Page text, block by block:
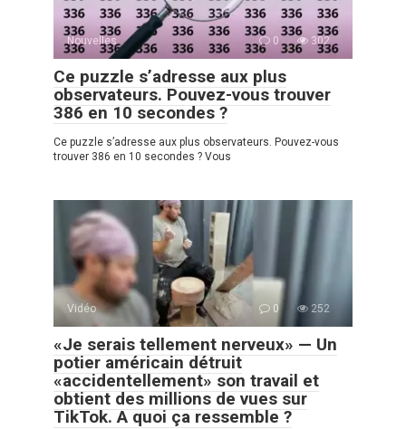
Nouvelles 0 302
Ce puzzle s’adresse aux plus
observateurs. Pouvez-vous trouver
386 en 10 secondes ?
Ce puzzle s’adresse aux plus observateurs. Pouvez-vous
trouver 386 en 10 secondes ? Vous
Vidéo 0 252
«Je serais tellement nerveux» — Un
potier américain détruit
«accidentellement» son travail et
obtient des millions de vues sur
TikTok. A quoi ça ressemble ?